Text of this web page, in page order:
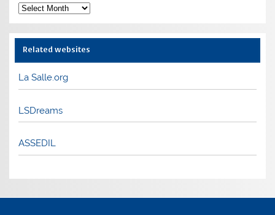
Archives
Related websites
La Salle.org
LSDreams
ASSEDIL